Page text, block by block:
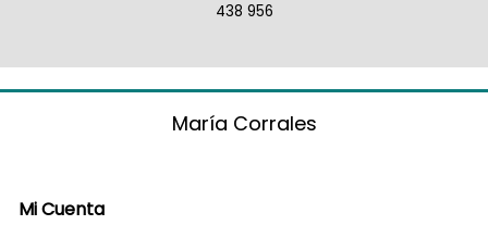
438 956
María Corrales
Mi Cuenta